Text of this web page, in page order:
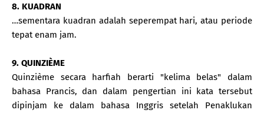
8. KUADRAN
…sementara kuadran adalah seperempat hari, atau periode
tepat enam jam.
9. QUINZIÈME
Quinzième secara harfiah berarti "kelima belas" dalam
bahasa Prancis, dan dalam pengertian ini kata tersebut
dipinjam ke dalam bahasa Inggris setelah Penaklukan